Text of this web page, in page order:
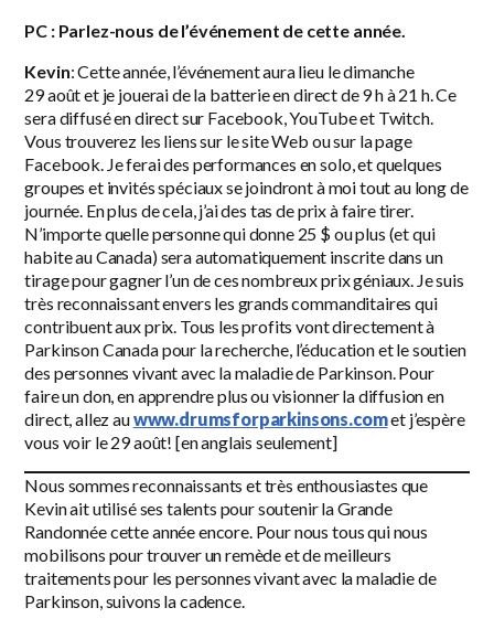
PC : Parlez-nous de l’événement de cette année.
Kevin: Cette année, l’événement aura lieu le dimanche
29 août et je jouerai de la batterie en direct de 9 h à 21 h. Ce
sera diffusé en direct sur Facebook, YouTube et Twitch.
Vous trouverez les liens sur le site Web ou sur la page
Facebook. Je ferai des performances en solo, et quelques
groupes et invités spéciaux se joindront à moi tout au long de
journée. En plus de cela, j’ai des tas de prix à faire tirer.
N’importe quelle personne qui donne 25 $ ou plus (et qui
habite au Canada) sera automatiquement inscrite dans un
tirage pour gagner l’un de ces nombreux prix géniaux. Je suis
très reconnaissant envers les grands commanditaires qui
contribuent aux prix. Tous les profits vont directement à
Parkinson Canada pour la recherche, l’éducation et le soutien
des personnes vivant avec la maladie de Parkinson. Pour
faire un don, en apprendre plus ou visionner la diffusion en
direct, allez auwww.drumsforparkinsons.comet j’espère
vous voir le 29 août! [en anglais seulement]
Nous sommes reconnaissants et très enthousiastes que
Kevin ait utilisé ses talents pour soutenir la Grande
Randonnée cette année encore. Pour nous tous qui nous
mobilisons pour trouver un remède et de meilleurs
traitements pour les personnes vivant avec la maladie de
Parkinson, suivons la cadence.